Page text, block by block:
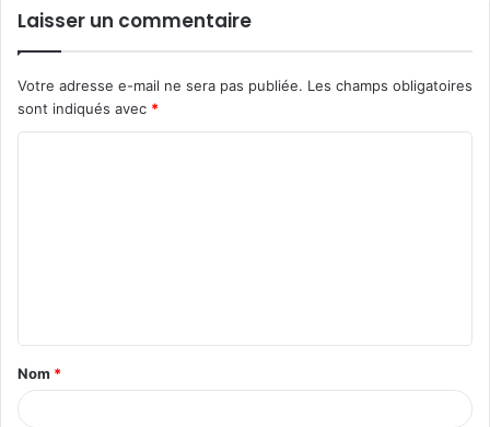
Laisser un commentaire
Votre adresse e-mail ne sera pas publiée. Les champs obligatoires
sont indiqués avec *
t
a
i
Nom *